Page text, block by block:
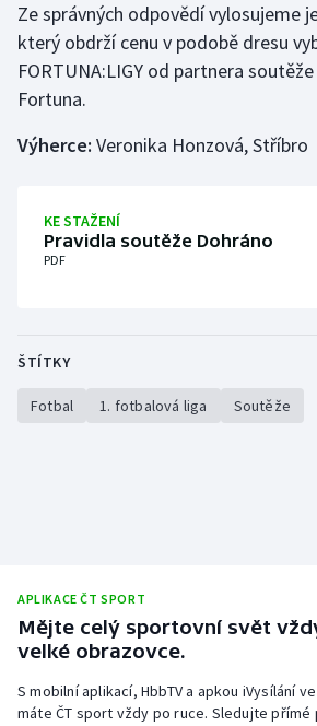
Florbal
Futsal
Házená
Motorsport
Olympijské hry
Parasport
Ze správných odpovědí vylosujeme
který obdrží cenu v podobě dresu
FORTUNA:LIGY od partnera
Fortuna.
Výherce: Veronika Honzová, Stříbro
KE STAŽENÍ
Pravidla soutěže Dohráno
PDF
ŠTÍTKY
Fotbal 1. fotbalová liga Soutěže
APLIKACE ČT SPORT
Mějte celý sportovní svět
velké obrazovce.
S mobilní aplikací, HbbTV a apkou iVysílání
máte ČT sport vždy po ruce. Sledujte přímé